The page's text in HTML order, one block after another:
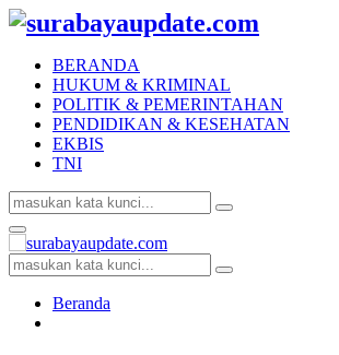
BERANDA
HUKUM & KRIMINAL
POLITIK & PEMERINTAHAN
PENDIDIKAN & KESEHATAN
EKBIS
TNI
Search
for:
Search
Facebook
Twitter
Youtube
Primary
Menu
Search
for:
Search
Beranda